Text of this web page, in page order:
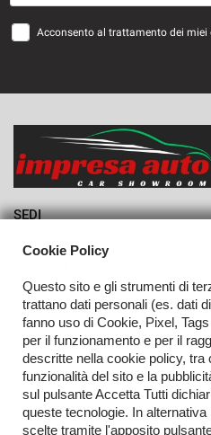
36 Mesi
36 Mesi
VEDI
Acconsento al trattamento dei
SEDI
Azienda
Contatti
Cookie Policy
Questo sito e gli strumenti di
trattano dati personali (es. dati
fanno uso di Cookie, Pixel,
per il funzionamento e per il
descritte nella cookie policy, tra
funzionalità del sito e la
sul pulsante Accetta Tutti
queste tecnologie. In
scelte tramite l'apposito